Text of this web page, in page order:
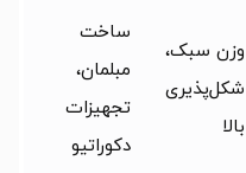
وزن سبک،
شکل‌پذیری
بالا
ساخت
مبلمان،
تجهیزات
دکوراتیو